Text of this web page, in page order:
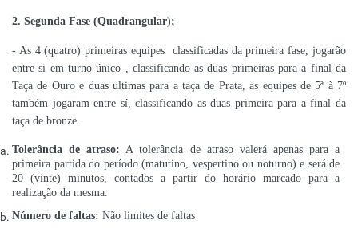
2. Segunda Fase (Quadrangular);
- As 4 (quatro) primeiras equipes classificadas da primeira fase, jogarão
entre si em turno único , classificando as duas primeiras para a final da
Taça de Ouro e duas ultimas para a taça de Prata, as equipes de 5ª à 7º
também jogaram entre sí, classificando as duas primeira para a final da
taça de bronze.
Tolerância de atraso: A tolerância de atraso valerá apenas para a
primeira partida do período (matutino, vespertino ou noturno) e será de
20 (vinte) minutos, contados a partir do horário marcado para a
realização da mesma.
Número de faltas: Não limites de faltas